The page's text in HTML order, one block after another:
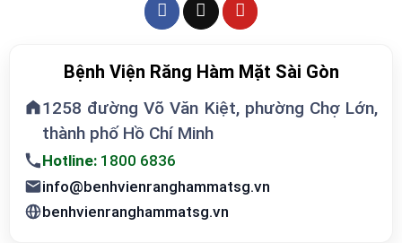
Bệnh Viện Răng Hàm Mặt Sài Gòn
1258 đường Võ Văn Kiệt, phường Chợ Lớn,
thành phố Hồ Chí Minh
Hotline: 1800 6836
info@benhvienranghammatsg.vn
benhvienranghammatsg.vn